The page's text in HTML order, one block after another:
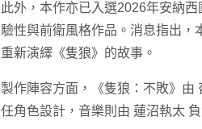
此外，本作亦已入選2026年安納
驗性與前衛風格作品。消息指出
重新演繹《隻狼》的故事。
製作陣容方面，《隻狼：不敗》由
任角色設計，音樂則由 蓮沼執太